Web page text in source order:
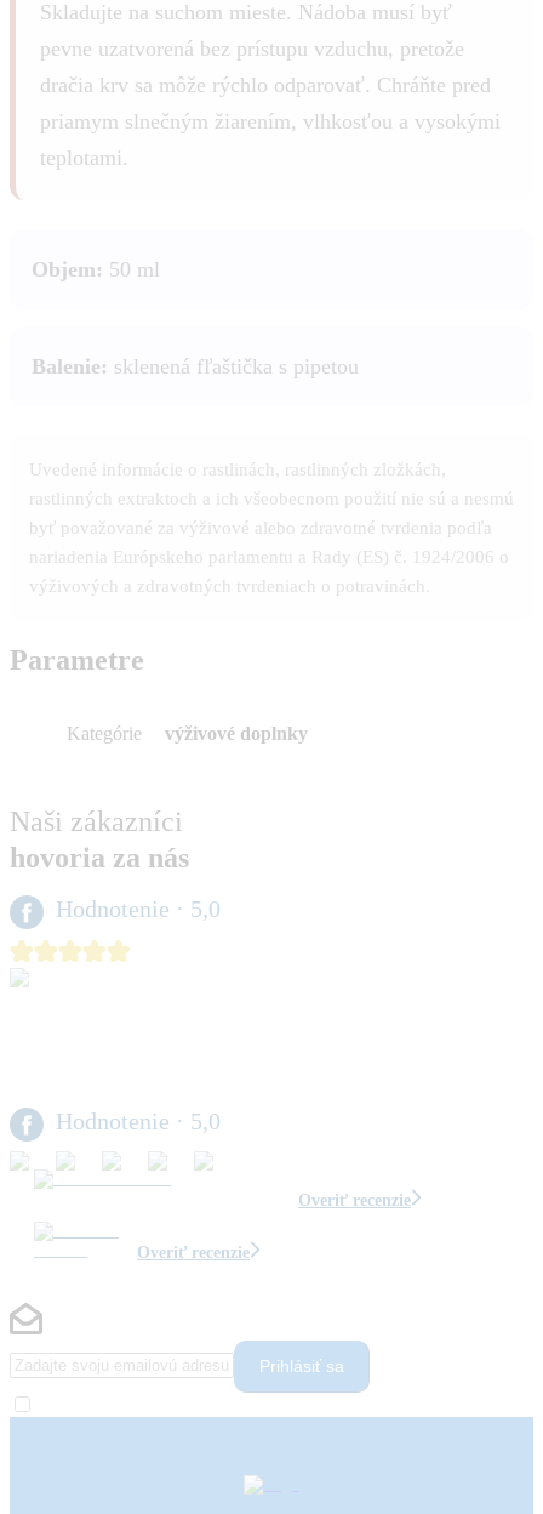
Skladujte na suchom mieste. Nádoba musí byť
pevne uzatvorená bez prístupu vzduchu, pretože
dračia krv sa môže rýchlo odparovať. Chráňte pred
priamym slnečným žiarením, vlhkosťou a vysokými
teplotami.
Objem: 50 ml
Balenie: sklenená fľaštička s pipetou
Uvedené informácie o rastlinách, rastlinných zložkách,
rastlinných extraktoch a ich všeobecnom použití nie sú a nesmú
byť považované za výživové alebo zdravotné tvrdenia podľa
nariadenia Európskeho parlamentu a Rady (ES) č. 1924/2006 o
výživových a zdravotných tvrdeniach o potravinách.
Parametre
Kategórie výživové doplnky
Naši zákazníci
hovoria za nás
Hodnotenie · 5,0
Hodnotenie · 5,0
Overiť recenzie
Overiť recenzie
Prihlásiť sa